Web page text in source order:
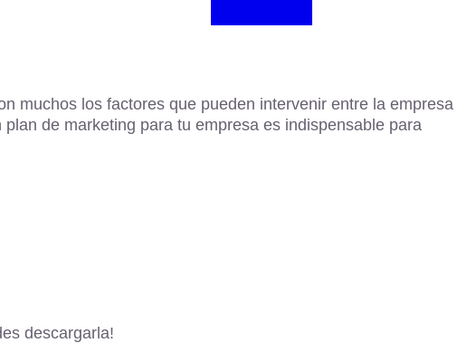
muchos los factores que pueden intervenir entre la empresa
de marketing para tu empresa es indispensable para
descargarla!